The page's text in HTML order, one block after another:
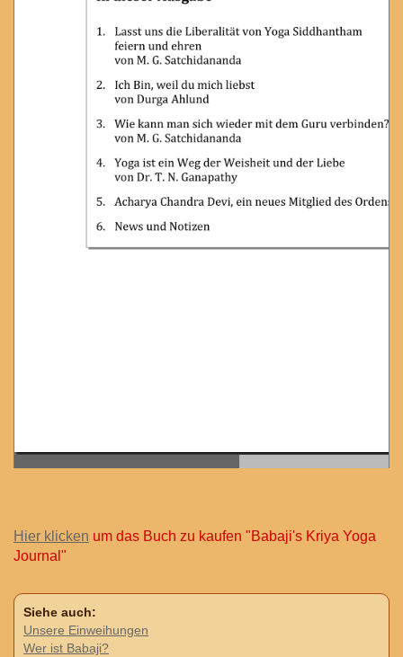
Hier klicken um das Buch zu kaufen "Babaji's Kriya Yoga
Journal"
Siehe auch:
Unsere Einweihungen
Wer ist Babaji?